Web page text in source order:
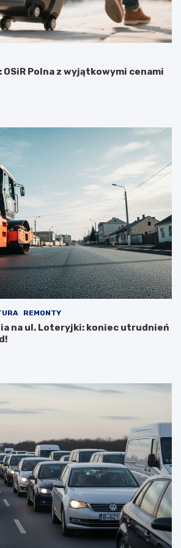
Polna z wyjątkowymi cenami
REMONTY
na ul. Loteryjki: koniec utrudnień